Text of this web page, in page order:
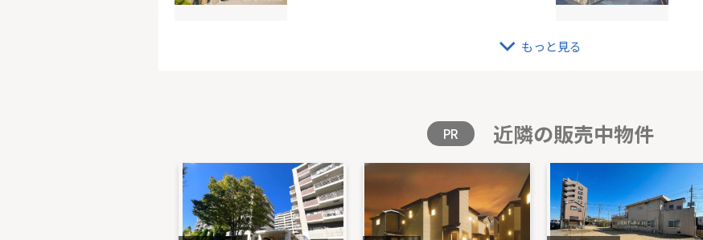
グリーンライン「東山田」新築戸建 もっと見る
PR 近隣の販売中物件